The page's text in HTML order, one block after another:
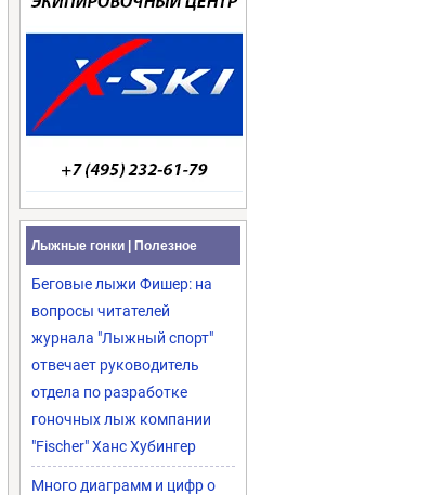
Лыжные гонки | Полезное
Беговые лыжи Фишер: на
вопросы читателей
журнала "Лыжный спорт"
отвечает руководитель
отдела по разработке
гоночных лыж компании
"Fischer" Ханс Хубингер
Много диаграмм и цифр о